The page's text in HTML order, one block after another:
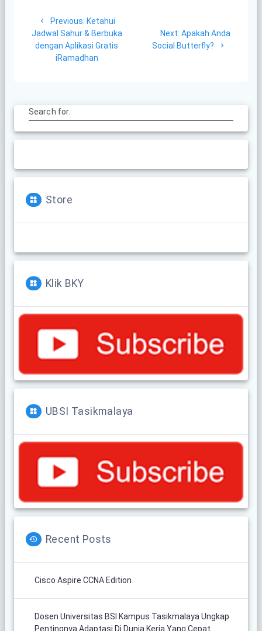
navigation
Previous: Previous
post:
Ketahui
Jadwal Sahur & Berbuka
dengan Aplikasi Gratis
iRamadhan
Next: Next
post:
Apakah Anda
Social Butterfly?
Search for:
Store
Klik BKY
UBSI Tasikmalaya
Recent Posts
Cisco Aspire CCNA Edition
Dosen Universitas BSI Kampus Tasikmalaya Ungkap
Pentingnya Adaptasi Di Dunia Kerja Yang Cepat